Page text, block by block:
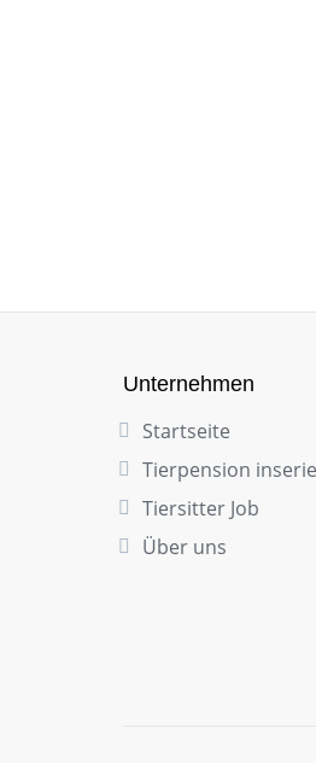
Unternehmen
Startseite
Tierpension
Tiersitter Job
Über uns